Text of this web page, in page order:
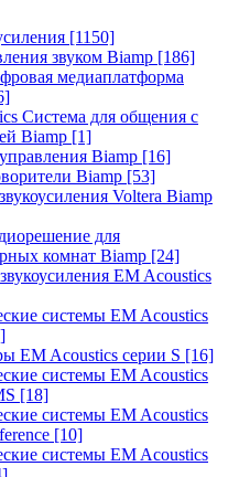
[1150]
звуком Biamp [186]
медиаплатформа
Система для общения с
Biamp [1]
Biamp [16]
Biamp [53]
Voltera Biamp
для
комнат Biamp [24]
EM Acoustics
системы EM Acoustics
EM Acoustics серии S [16]
системы EM Acoustics
[18]
системы EM Acoustics
[10]
системы EM Acoustics